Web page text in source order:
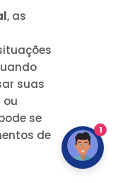
, as
suas
ou
se
de
1